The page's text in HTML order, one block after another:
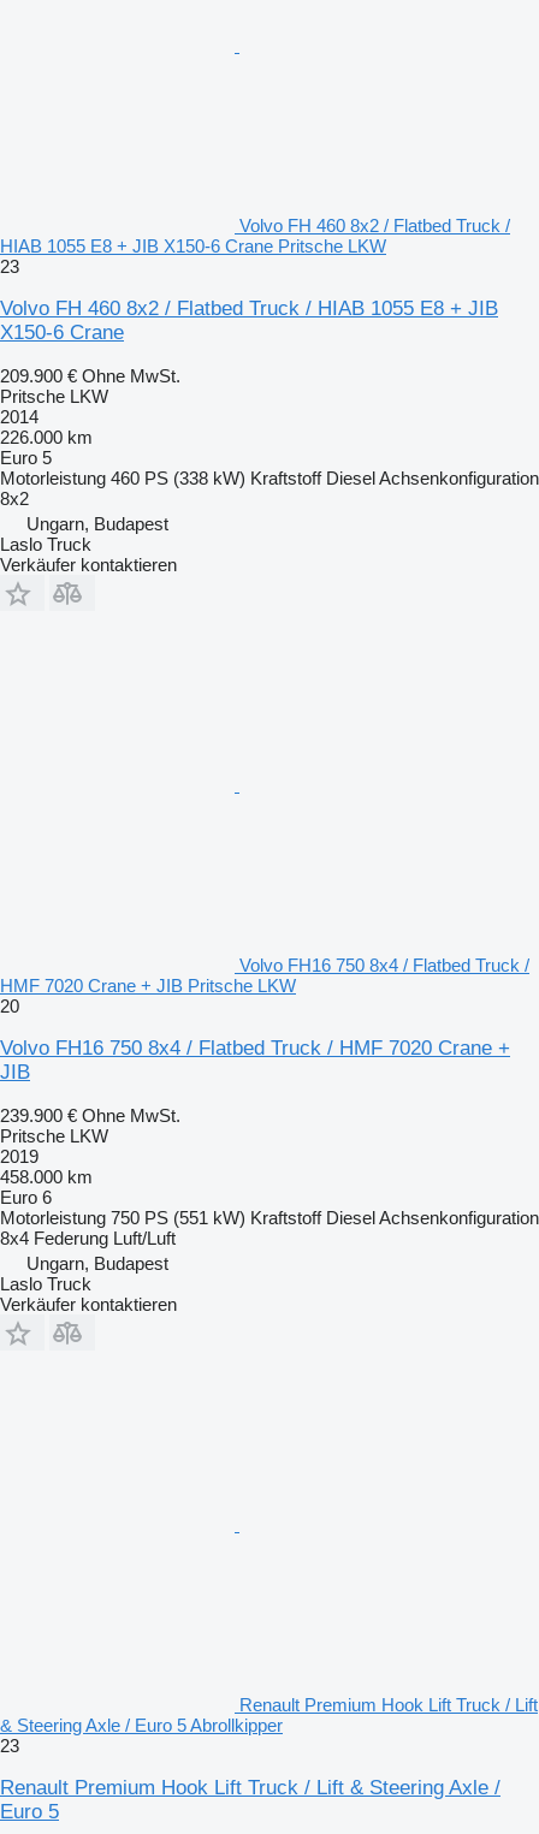
Volvo FH 460 8x2 / Flatbed Truck /
HIAB 1055 E8 + JIB X150-6 Crane Pritsche LKW
23
Volvo FH 460 8x2 / Flatbed Truck / HIAB 1055 E8 + JIB
X150-6 Crane
209.900 € Ohne MwSt.
Pritsche LKW
2014
226.000 km
Euro 5
Motorleistung 460 PS (338 kW) Kraftstoff DieselAchsenkonfiguration
8x2
Ungarn, Budapest
Laslo Truck
Verkäufer kontaktieren
Volvo FH16 750 8x4 / Flatbed Truck /
HMF 7020 Crane + JIB Pritsche LKW
20
Volvo FH16 750 8x4 / Flatbed Truck / HMF 7020 Crane +
JIB
239.900 € Ohne MwSt.
Pritsche LKW
2019
458.000 km
Euro 6
Motorleistung 750 PS (551 kW) Kraftstoff DieselAchsenkonfiguration
8x4 Federung Luft/Luft
Ungarn, Budapest
Laslo Truck
Verkäufer kontaktieren
Renault Premium Hook Lift Truck / Lift
& Steering Axle / Euro 5 Abrollkipper
23
Renault Premium Hook Lift Truck / Lift & Steering Axle /
Euro 5